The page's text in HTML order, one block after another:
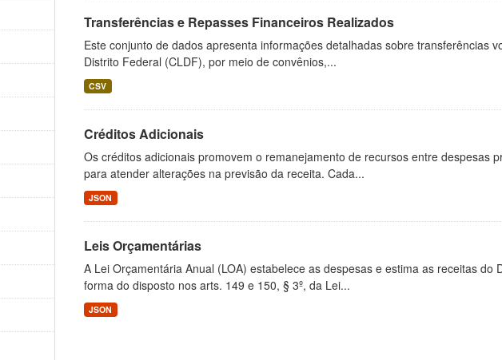
Transferências e Repasses Financeiros Realizados
Este conjunto de dados apresenta informações detalhadas sobre transferências
Distrito Federal (CLDF), por meio de convênios,...
CSV
Créditos Adicionais
Os créditos adicionais promovem o remanejamento de recursos entre despesas
para atender alterações na previsão da receita. Cada...
JSON
Leis Orçamentárias
A Lei Orçamentária Anual (LOA) estabelece as despesas e estima as receitas
forma do disposto nos arts. 149 e 150, § 3º, da Lei...
JSON